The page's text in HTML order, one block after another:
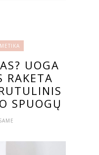
UOGA
RAKETA
SPUOGŲ